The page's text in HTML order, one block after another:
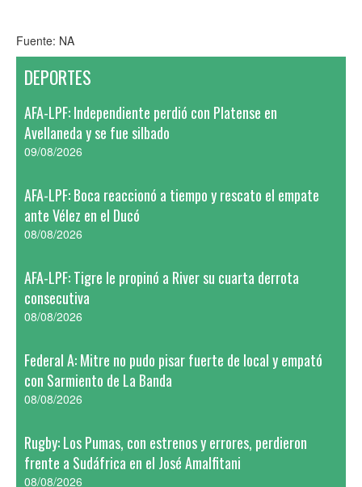
Fuente: NA
DEPORTES
AFA-LPF: Independiente perdió con Platense en
Avellaneda y se fue silbado
09/08/2026
AFA-LPF: Boca reaccionó a tiempo y rescato el empate
ante Vélez en el Ducó
08/08/2026
AFA-LPF: Tigre le propinó a River su cuarta derrota
consecutiva
08/08/2026
Federal A: Mitre no pudo pisar fuerte de local y empató
con Sarmiento de La Banda
08/08/2026
Rugby: Los Pumas, con estrenos y errores, perdieron
frente a Sudáfrica en el José Amalfitani
08/08/2026